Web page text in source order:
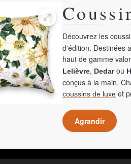
Découvrez les
d'édition. Destinées
haut de gamme
Lelièvre, Dedarou
conçus à la main.
coussins de luxe et
Agrandir